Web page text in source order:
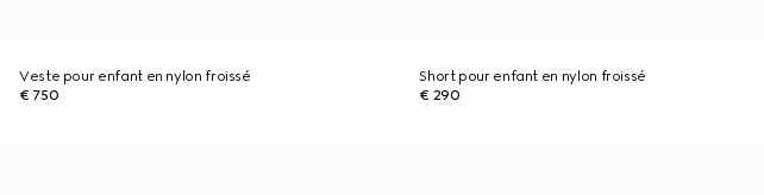
Veste pour enfant en nylon froissé
€ 750
Short pour enfant en nylon froissé
€ 290